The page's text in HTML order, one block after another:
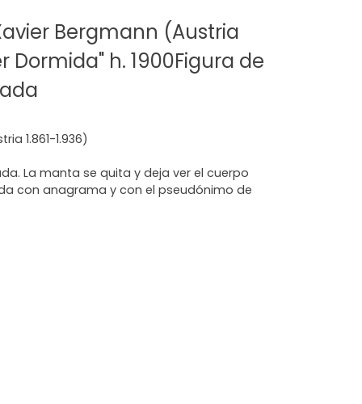
Bergmann (Austria
Dormida" h. 1900Figura de
1.861-1.936)
La manta se quita y deja ver el cuerpo
con anagrama y con el pseudónimo de